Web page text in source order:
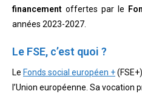
financement offertes par le
années 2023-2027.
Le FSE, c’est quoi ?
Le Fonds social européen +
l’Union européenne. Sa vocation